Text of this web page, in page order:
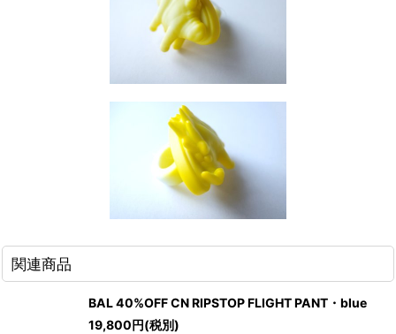
関連商品
BAL 40%OFF CN RIPSTOP FLIGHT PANT・blue
19,800円(税別)